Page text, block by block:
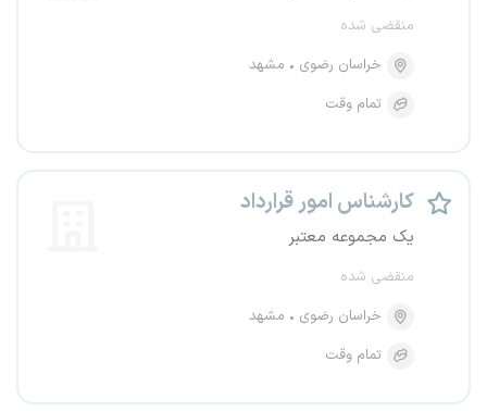
منقضی شده
خراسان رضوی
مشهد
تمام وقت
کارشناس امور قرارداد
یک مجموعه معتبر
منقضی شده
خراسان رضوی
مشهد
تمام وقت